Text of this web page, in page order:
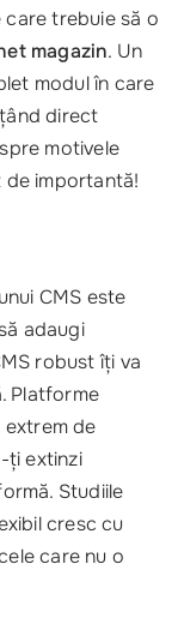
care trebuie să o
magazin. Un
modul în care
direct
motivele
importantă!
CMS este
adaugi
robust îți va
Platforme
de
ți extinzi
Studiile
cresc cu
care nu o